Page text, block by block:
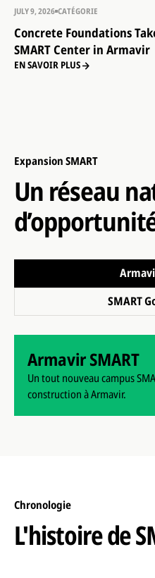
JULY 9, 2026 CATÉGORIE
Concrete Foundations
SMART Center in Armavir
EN SAVOIR PLUS
Expansion SMART
Un réseau
SMART
Armavir SMART
Un tout nouveau campus
construction à Armavir.
Chronologie
L'histoire de